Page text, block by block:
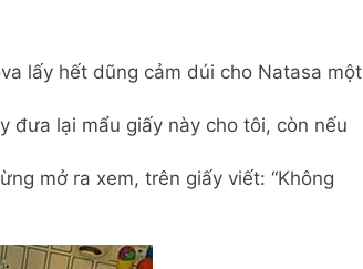
lấy hết dũng cảm dúi cho Natasa một
đưa lại mẩu giấy này cho tôi, còn nếu
mở ra xem, trên giấy viết: “Không